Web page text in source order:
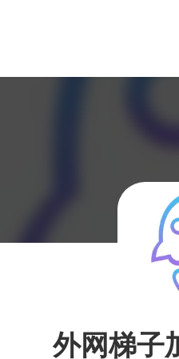
外网梯子